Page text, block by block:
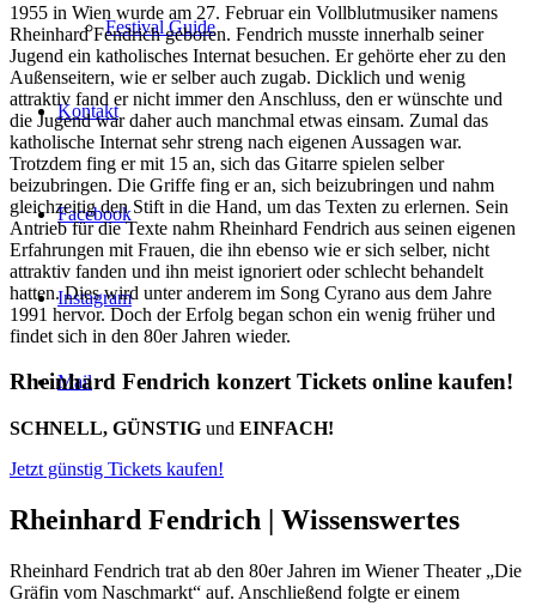
Festival Guide
Kontakt
Facebook
Instagram
Mail
1955 in Wien wurde am 27. Februar ein Vollblutmusiker namens
Rheinhard Fendrich geboren. Fendrich musste innerhalb seiner
Jugend ein katholisches Internat besuchen. Er gehörte eher zu den
Außenseitern, wie er selber auch zugab. Dicklich und wenig
attraktiv fand er nicht immer den Anschluss, den er wünschte und
die Jugend war daher auch manchmal etwas einsam. Zumal das
katholische Internat sehr streng nach eigenen Aussagen war.
Trotzdem fing er mit 15 an, sich das Gitarre spielen selber
beizubringen. Die Griffe fing er an, sich beizubringen und nahm
gleichzeitig den Stift in die Hand, um das Texten zu erlernen. Sein
Antrieb für die Texte nahm Rheinhard Fendrich aus seinen eigenen
Erfahrungen mit Frauen, die ihn ebenso wie er sich selber, nicht
attraktiv fanden und ihn meist ignoriert oder schlecht behandelt
hatten. Dies wird unter anderem im Song Cyrano aus dem Jahre
1991 hervor. Doch der Erfolg began schon ein wenig früher und
findet sich in den 80er Jahren wieder.
Rheinhard Fendrich konzert Tickets online kaufen!
SCHNELL, GÜNSTIG und EINFACH!
Jetzt günstig Tickets kaufen!
Rheinhard Fendrich | Wissenswertes
Rheinhard Fendrich trat ab den 80er Jahren im Wiener Theater „Die
Gräfin vom Naschmarkt“ auf. Anschließend folgte er einem